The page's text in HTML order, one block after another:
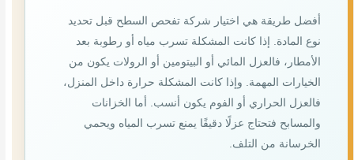
أفضل طريقة هي اختيار شركة تفحص السطح قبل تحديد
نوع المادة. إذا كانت المشكلة تسرب مياه أو رطوبة بعد
الأمطار، فالعزل المائي أو البيتومين أو الرولات يكون من
الخيارات المهمة. وإذا كانت المشكلة حرارة داخل المنزل،
فالعزل الحراري أو الفوم يكون أنسب. أما الخزانات
والمسابح فتحتاج عزلًا دقيقًا يمنع تسرب المياه ويحمي
الخرسانة من التلف.